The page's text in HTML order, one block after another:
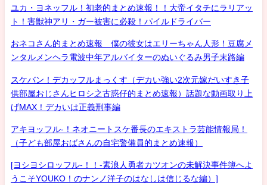
ユカ・ヨネッフル！初老的まとめ速報！！大帝イタチにラリアッ
ト！害獣神アリ・ガー被害に必殺！パイルドライバー
おネコさん的まとめ速報 僕の彼女はエリーちゃん人形！豆腐メ
ンタルメンヘラ電波中年アルバイターのぬいぐるみ男子末路編
スケバン！デカッフルまっくす（デカい強い2次元嫁だいすき子
供部屋おじさんヒロシ之古惑仔的まとめ速報）話題な動画取り上
げMAX！デカいは正義刑事編
アキヨッフル-！ネオニートスケ番長のエキストラ芸能情報局！
（子ども部屋おばさんの自宅警備員的まとめ速報）
[ヨシヨシロッフル-！！-素浪人勇者カツオンの未解決事件簿へよ
うこそYOUKO！のナンノ洋子のはなしは信じるな編）]